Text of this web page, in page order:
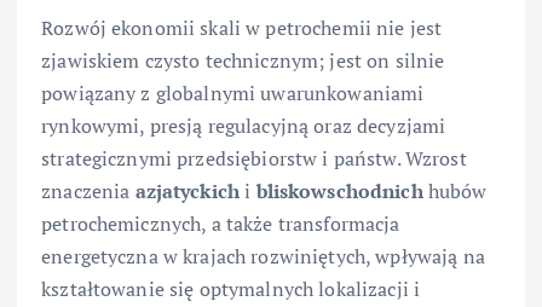
Rozwój ekonomii skali w petrochemii nie jest
zjawiskiem czysto technicznym; jest on silnie
powiązany z globalnymi uwarunkowaniami
rynkowymi, presją regulacyjną oraz decyzjami
strategicznymi przedsiębiorstw i państw. Wzrost
znaczenia azjatyckichi bliskowschodnichhubów
petrochemicznych, a także transformacja
energetyczna w krajach rozwiniętych, wpływają na
kształtowanie się optymalnych lokalizacji i